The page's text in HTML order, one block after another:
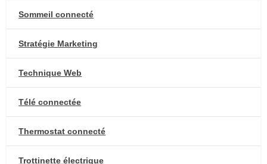
Sommeil connecté
Stratégie Marketing
Technique Web
Télé connectée
Thermostat connecté
Trottinette électrique